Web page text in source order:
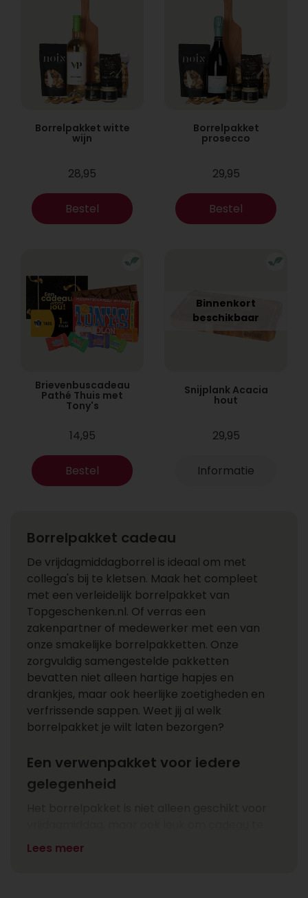
Borrelpakket witte
wijn
28,95
Bestel
Borrelpakket
prosecco
29,95
Bestel
Brievenbuscadeau
Pathé Thuis met
Tony's
14,95
Bestel
Binnenkort
beschikbaar
Snijplank Acacia
hout
29,95
Informatie
Borrelpakket cadeau
De vrijdagmiddagborrel is ideaal om met
collega's bij te kletsen. Maak het compleet
met een verleidelijk borrelpakket van
Topgeschenken.nl. Of verras een
zakenpartner of medewerker met een van
onze smakelijke borrelpakketten. Onze
zorgvuldig samengestelde pakketten
bevatten niet alleen hartige hapjes en
drankjes, maar ook heerlijke zoetigheden en
verfrissende sappen. Weet jij al welk
borrelpakket je wilt laten bezorgen?
Een verwenpakket voor iedere
gelegenheid
doen. Zo zet je een zakenrelatie in het zonnetje
Lees meer